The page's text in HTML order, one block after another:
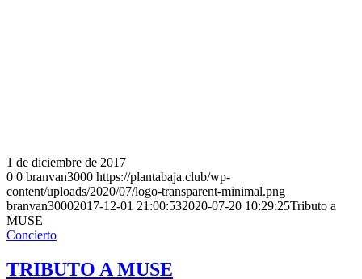
1 de diciembre de 2017
0 0 branvan3000 https://plantabaja.club/wp-
content/uploads/2020/07/logo-transparent-minimal.png
branvan30002017-12-01 21:00:532020-07-20 10:29:25Tributo a
MUSE
Concierto
TRIBUTO A MUSE